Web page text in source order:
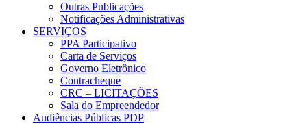
Outras Publicações
Notificações Administrativas
SERVIÇOS
PPA Participativo
Carta de Serviços
Governo Eletrônico
Contracheque
CRC – LICITAÇÕES
Sala do Empreendedor
Audiências Públicas PDP